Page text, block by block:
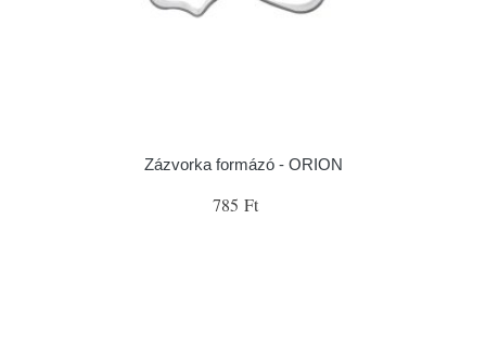
Zázvorka formázó - ORION
785 Ft